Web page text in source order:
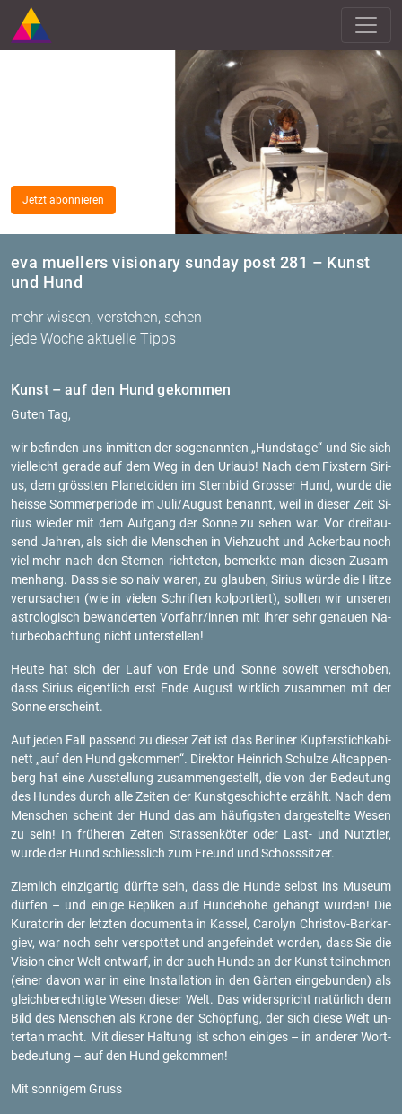
eva muellers visionary sunday post 281 – Kunst
und Hund
mehr wissen, verstehen, sehen
jede Woche aktuelle Tipps
Jetzt abonnieren
Kunst – auf den Hund ge­kom­men
Guten Tag,
wir be­fin­den uns in­mit­ten der so­ge­nann­ten „Hunds­ta­ge“ und Sie sich
viel­leicht ge­ra­de auf dem Weg in den Ur­laub! Nach dem Fix­stern Si­ri­
us, dem gröss­ten Pla­ne­to­iden im Stern­bild Gros­ser Hund, wurde die
heis­se Som­mer­pe­ri­ode im Juli/Au­gust be­nannt, weil in die­ser Zeit Si­
ri­us wie­der mit dem Auf­gang der Sonne zu sehen war. Vor drei­tau­
send Jah­ren, als sich die Men­schen in Vieh­zucht und Acker­bau noch
viel mehr nach den Ster­nen rich­te­ten, be­merk­te man die­sen Zu­sam­
men­hang. Dass sie so naiv waren, zu glau­ben, Si­ri­us würde die Hitze
ver­ur­sa­chen (wie in vie­len Schrif­ten kol­por­tiert), soll­ten wir un­se­ren
as­tro­lo­gisch be­wan­der­ten Vor­fahr/innen mit ihrer sehr ge­nau­en Na­
tur­be­ob­ach­tung nicht un­ter­stel­len!
Heute hat sich der Lauf von Erde und Sonne so­weit ver­scho­ben,
dass Si­ri­us ei­gent­lich erst Ende Au­gust wirk­lich zu­sam­men mit der
Sonne er­scheint.
Auf jeden Fall pas­send zu die­ser Zeit ist das Ber­li­ner Kup­fer­stich­ka­bi­
nett „auf den Hund ge­kom­men“. Di­rek­tor Hein­rich Schul­ze Alt­cap­pen­
berg hat eine Aus­stel­lung zu­sam­men­ge­stellt, die von der Be­deu­tung
des Hun­des durch alle Zei­ten der Kunst­ge­schich­te er­zählt. Nach dem
Men­schen scheint der Hund das am häu­figs­ten dar­ge­stell­te Wesen
zu sein! In frü­he­ren Zei­ten Stras­sen­kö­ter oder Last- und Nutz­tier,
wurde der Hund schliess­lich zum Freund und Schoss­sit­zer.
Ziem­lich ein­zig­ar­tig dürf­te sein, dass die Hunde selbst ins Mu­se­um
dür­fen – und ei­ni­ge Re­pli­ken auf Hun­de­hö­he ge­hängt wur­den! Die
Ku­ra­to­rin der letz­ten do­cu­men­ta in Kas­sel, Car­o­lyn Chris­tov-Barkar­
giev, war noch sehr ver­spot­tet und an­ge­fein­det wor­den, dass Sie die
Vi­si­on einer Welt ent­warf, in der auch Hunde an der Kunst teil­neh­men
(einer davon war in eine In­stal­la­ti­on in den Gär­ten ein­ge­bun­den) als
gleich­be­rech­tig­te Wesen die­ser Welt. Das wi­der­spricht na­tür­lich dem
Bild des Men­schen als Krone der Schöp­fung, der sich diese Welt un­
ter­tan macht. Mit die­ser Hal­tung ist schon ei­ni­ges – in an­de­rer Wort­
be­deu­tung – auf den Hund ge­kom­men!
Mit son­ni­gem Gruss